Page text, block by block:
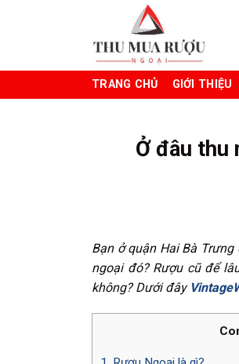
dung
TRANG CHỦ GIỚI THIỆU
Ở đâu thu
Bạn ở quận Hai Bà
ngoại đó? Rượu cũ để
không? Dưới đây